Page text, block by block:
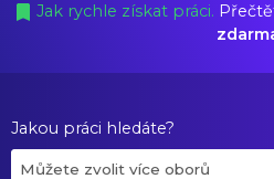
Jak rychle získat práci.
Jakou práci hledáte?
Můžete zvolit více oborů